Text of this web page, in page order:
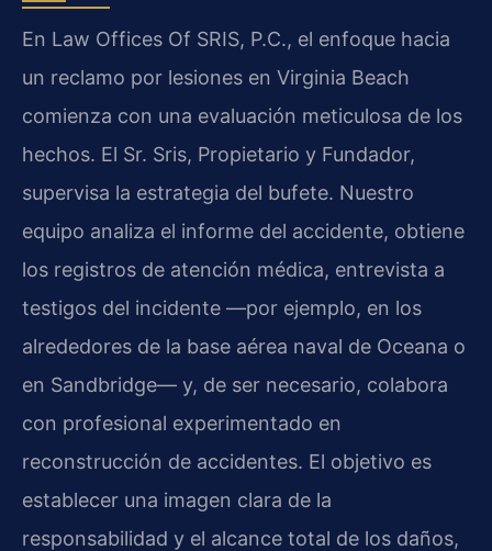
En Law Offices Of SRIS, P.C., el enfoque hacia
un reclamo por lesiones en Virginia Beach
comienza con una evaluación meticulosa de los
hechos. El Sr. Sris, Propietario y Fundador,
supervisa la estrategia del bufete. Nuestro
equipo analiza el informe del accidente, obtiene
los registros de atención médica, entrevista a
testigos del incidente —por ejemplo, en los
alrededores de la base aérea naval de Oceana o
en Sandbridge— y, de ser necesario, colabora
con profesional experimentado en
reconstrucción de accidentes. El objetivo es
establecer una imagen clara de la
responsabilidad y el alcance total de los daños,